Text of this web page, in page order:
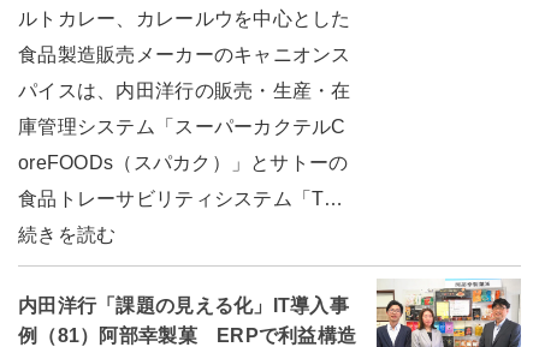
ルトカレー、カレールウを中心とした
食品製造販売メーカーのキャニオンス
パイスは、内田洋行の販売・生産・在
庫管理システム「スーパーカクテルC
oreFOODs（スパカク）」とサトーの
食品トレーサビリティシステム「T…
続きを読む
内田洋行「課題の見える化」IT導入事
例（81）阿部幸製菓 ERPで利益構造